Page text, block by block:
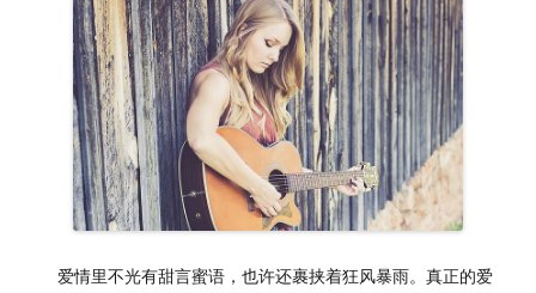
爱情里不光有甜言蜜语，也许还裹挟着狂风暴雨。真正的爱